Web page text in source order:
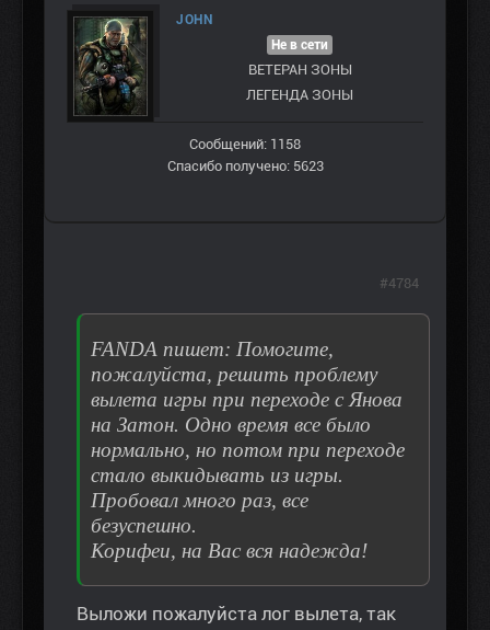
JOHN
Не в сети
ВЕТЕРАН ЗOНЫ
ЛЕГЕНДА ЗОНЫ
Сообщений: 1158
Спасибо получено: 5623
FANDA пишет: Помогите,
пожалуйста, решить проблему
вылета игры при переходе с Янова
на Затон. Одно время все было
нормально, но потом при переходе
стало выкидывать из игры.
Пробовал много раз, все
безуспешно.
Корифеи, на Вас вся надежда!
Выложи пожалуйста лог вылета, так
#4784